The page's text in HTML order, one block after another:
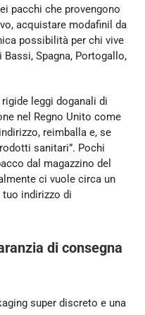
pacchi che provengono
acquistare modafinil da
possibilità per chi vive
Bassi, Spagna, Portogallo,
leggi doganali di
nel Regno Unito come
reimballa e, se
sanitari”. Pochi
dal magazzino del
ci vuole circa un
indirizzo di
di consegna
super discreto e una